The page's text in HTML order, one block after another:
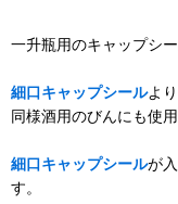
一升瓶用のキャップシー
細口キャップシールよ
同様酒用のびんにも使用
細口キャップシールが
す。